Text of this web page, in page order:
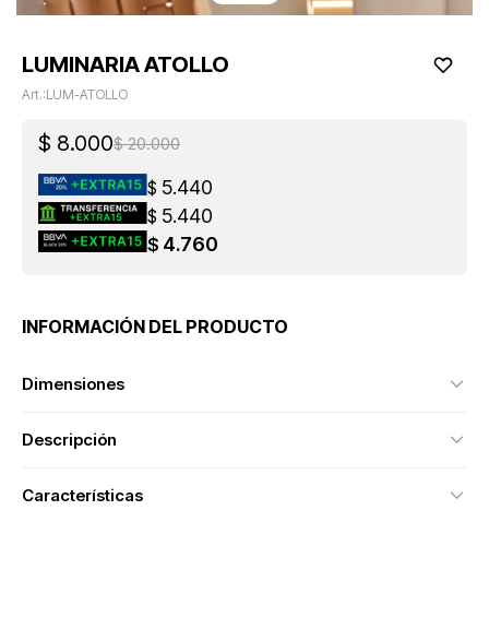
LUMINARIA ATOLLO
LUM-ATOLLO
$ 8.000$ 20.000
$ 5.440
$ 5.440
$ 4.760
INFORMACIÓN DEL PRODUCTO
Dimensiones
Descripción
Características